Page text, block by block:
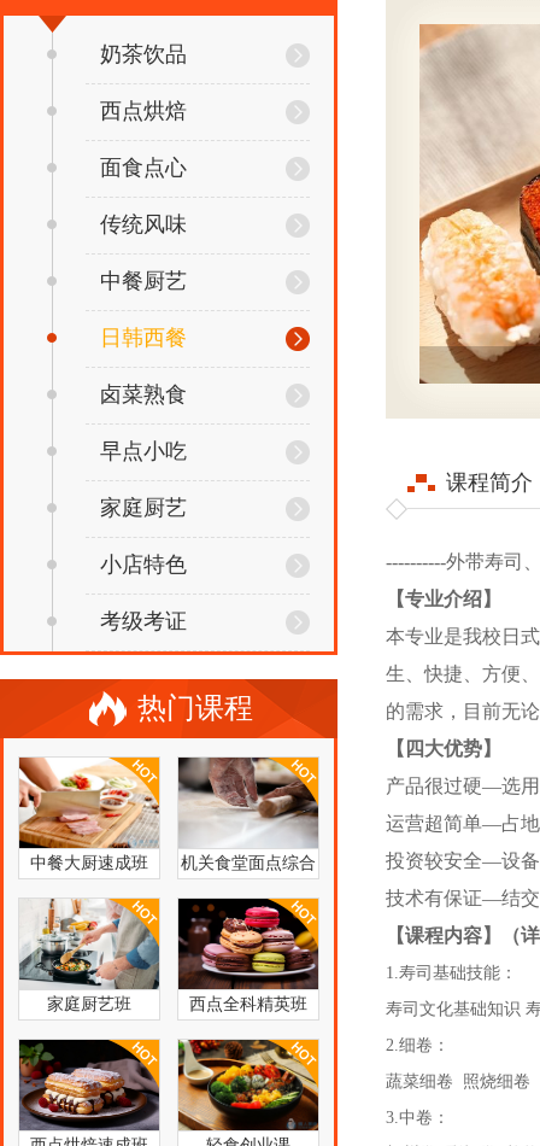
奶茶饮品
西点烘焙
面食点心
传统风味
中餐厨艺
日韩西餐
卤菜熟食
早点小吃
家庭厨艺
小店特色
考级考证
热门课程
中餐大厨速成班
机关食堂面点综合
家庭厨艺班 西点全科精英班
课程简介
----------外带寿司
【专业介绍】
本专业是我校日式
生、快捷、
的需求，目前无
【四大优势】
产品很过硬—选用优
运营超简单—占地面
投资较安全—设备工
技术有保证—结交
【课程内容】（详
1.寿司基础技能：
寿司文化基础知识
2.细卷：
蔬菜细卷 照烧细卷
3.中卷：